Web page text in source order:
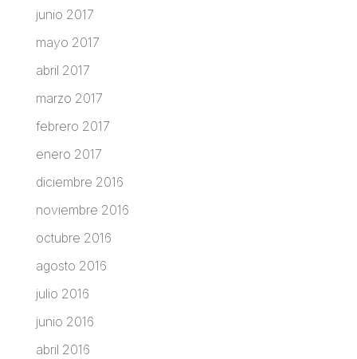
junio 2017
mayo 2017
abril 2017
marzo 2017
febrero 2017
enero 2017
diciembre 2016
noviembre 2016
octubre 2016
agosto 2016
julio 2016
junio 2016
abril 2016